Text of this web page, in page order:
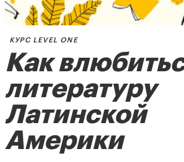
КУРС LEVEL ONE
Как
литературу
Латинской
Америки